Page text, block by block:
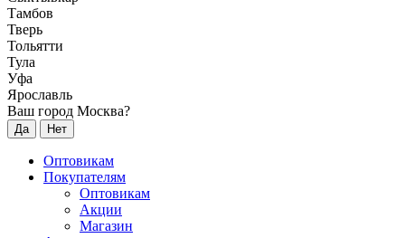
Тамбов
Тверь
Тольятти
Тула
Уфа
Ярославль
Ваш город Москва?
Да Нет
Оптовикам
Покупателям
Оптовикам
Акции
Магазин